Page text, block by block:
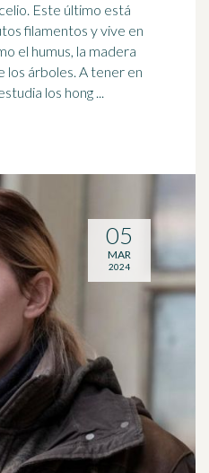
Este último está
filamentos yvive en
el humus, la madera
A tener en
los hong ...
05
MAR
2024